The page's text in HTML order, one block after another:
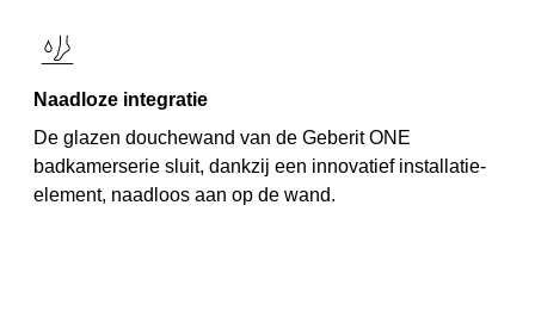
Naadloze integratie
De glazen douchewand van de Geberit ONE
badkamerserie sluit, dankzij een innovatief installatie-
element, naadloos aan op de wand.